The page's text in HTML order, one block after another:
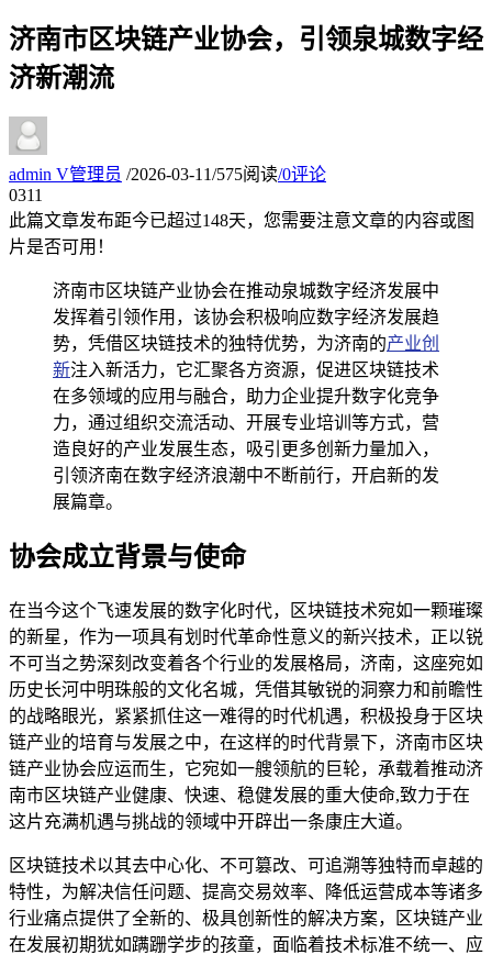
济南市区块链产业协会，引领泉城数字经
济新潮流
admin V管理员 /2026-03-11/575阅读/0评论
0311
此篇文章发布距今已超过148天，您需要注意文章的内容或图
片是否可用！
济南市区块链产业协会在推动泉城数字经济发展中
发挥着引领作用，该协会积极响应数字经济发展趋
势，凭借区块链技术的独特优势，为济南的产业创
新注入新活力，它汇聚各方资源，促进区块链技术
在多领域的应用与融合，助力企业提升数字化竞争
力，通过组织交流活动、开展专业培训等方式，营
造良好的产业发展生态，吸引更多创新力量加入，
引领济南在数字经济浪潮中不断前行，开启新的发
展篇章。
协会成立背景与使命
在当今这个飞速发展的数字化时代，区块链技术宛如一颗璀璨
的新星，作为一项具有划时代革命性意义的新兴技术，正以锐
不可当之势深刻改变着各个行业的发展格局，济南，这座宛如
历史长河中明珠般的文化名城，凭借其敏锐的洞察力和前瞻性
的战略眼光，紧紧抓住这一难得的时代机遇，积极投身于区块
链产业的培育与发展之中，在这样的时代背景下，济南市区块
链产业协会应运而生，它宛如一艘领航的巨轮，承载着推动济
南市区块链产业健康、快速、稳健发展的重大使命,致力于在
这片充满机遇与挑战的领域中开辟出一条康庄大道。
区块链技术以其去中心化、不可篡改、可追溯等独特而卓越的
特性，为解决信任问题、提高交易效率、降低运营成本等诸多
行业痛点提供了全新的、极具创新性的解决方案，区块链产业
在发展初期犹如蹒跚学步的孩童，面临着技术标准不统一、应